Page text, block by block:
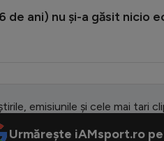
de ani) nu și-a găsit nicio
emisiunile și cele mai tari
Urmărește iAMsport.ro